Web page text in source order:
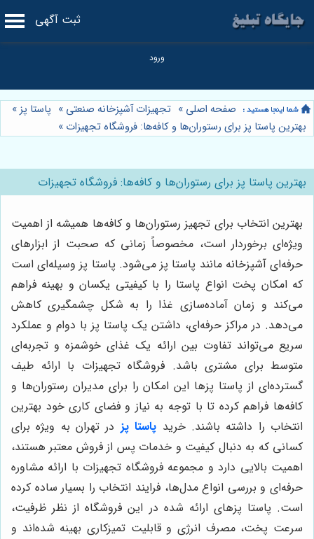
ثبت آگهی
صفحه اصلی » تجهیزات آشپزخانه صنعتی » پاستا پز»
بهترین پاستا پز برای رستوران‌ها و کافه‌ها: فروشگاه تجهیزات »
بهترین پاستا پز برای رستوران‌ها و کافه‌ها: فروشگاه تجهیزات
بهترین انتخاب برای تجهیز رستوران‌ها و کافه‌ها همیشه از اهمیت
ویژه‌ای برخوردار است، مخصوصاً زمانی که صحبت از ابزارهای
حرفه‌ای آشپزخانه مانند پاستا پز می‌شود. پاستا پز وسیله‌ای است
که امکان پخت انواع پاستا را با کیفیتی یکسان و بهینه فراهم
می‌کند و زمان آماده‌سازی غذا را به شکل چشمگیری کاهش
می‌دهد. در مراکز حرفه‌ای، داشتن یک پاستا پز با دوام و عملکرد
سریع می‌تواند تفاوت بین ارائه یک غذای خوشمزه و تجربه‌ای
متوسط برای مشتری باشد. فروشگاه تجهیزات با ارائه طیف
گسترده‌ای از پاستا پزها این امکان را برای مدیران رستوران‌ها و
کافه‌ها فراهم کرده تا با توجه به نیاز و فضای کاری خود بهترین
انتخاب را داشته باشند. خرید پاستا پز در تهران به ویژه برای
کسانی که به دنبال کیفیت و خدمات پس از فروش معتبر هستند،
اهمیت بالایی دارد و مجموعه فروشگاه تجهیزات با ارائه مشاوره
حرفه‌ای و بررسی انواع مدل‌ها، فرایند انتخاب را بسیار ساده کرده
است. پاستا پزهای ارائه شده در این فروشگاه از نظر ظرفیت،
سرعت پخت، مصرف انرژی و قابلیت تمیزکاری بهینه شده‌اند و